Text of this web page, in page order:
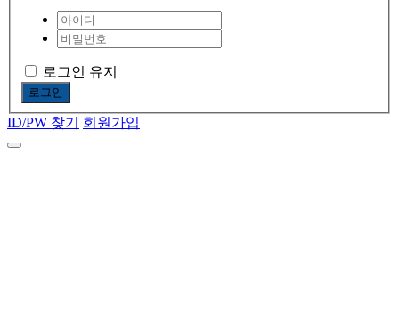
로그인 유지
로그인
ID/PW 찾기 회원가입